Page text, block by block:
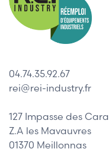
04.74.35.92.67
rei@rei-industry.fr
127 Impasse des
Z.A les Mavauvres
01370 Meillonnas